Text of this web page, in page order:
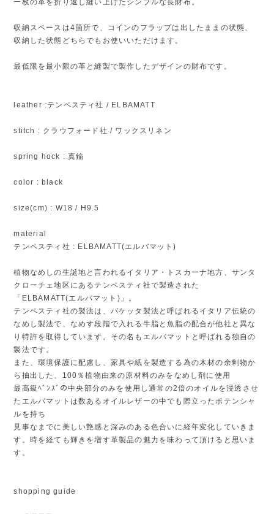
収納スペースは4箇所で、コインのフラップは出したままの状態、
収納した状態どちらでもお使いいただけます。
最低限を最小限の革と縫製で製作したデザインの財布です。
leather :テンペスティ社 / ELBAMATT
stitch : クラウフォード社 / ワックスリネン
spring hock : 真鍮
color : black
size(cm) : W18 / H9.5
material
テンペスティ社 : ELBAMATT(エルバマット)
植物なめしの生誕地と言われるイタリア・トスカーナ地方、サンタ
クローチェ地区にあるテンペスティ社で製造された
「ELBAMATT(エルバマット)」。
テンペスティ社の製法は、バケッタ製法と呼ばれるイタリア伝統の
なめし製法で、なめす段階で入れる牛脂と魚脂の配合が他社と異な
り特許を取得しています。その名もエルバマットと呼ばれる独自の
製法です。
また、環境保護に配慮し、家具や紙を製造する為の木材の余剰物か
ら抽出した、100％植物由来の原材料のみをなめし剤に使用
最高級ﾍﾞﾝｽﾞの中央部分のみを使用し通常の2倍のオイルを浸透させ
たエルバマットは数あるオイルレザーの中でも際立ったポテンシャ
ルを持ち
見事なまでに美しい艶感と深みのある色合いに経年変化していきま
す。時を経ても輝きを増す革製品の魅力を味わって頂けると思いま
す。
shopping guide